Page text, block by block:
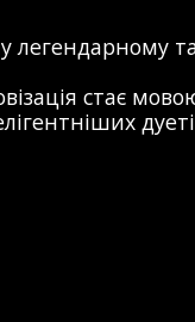
легендарному
стає